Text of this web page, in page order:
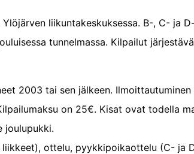
liikuntakeskuksessa. B-, C- ja
tunnelmassa. Kilpailut
2003 tai sen jälkeen. Ilmoittautuminen
on 25€. Kisat ovat todella
joulupukki.
ottelu, pyykkipoikaottelu (C- ja